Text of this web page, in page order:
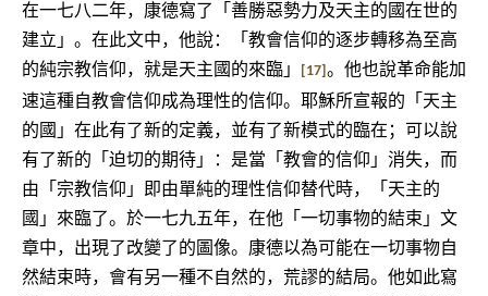
在一七八二年，康德寫了「善勝惡勢力及天主的國在世的
建立」。在此文中，他說：「教會信仰的逐步轉移為至高
的純宗教信仰，就是天主國的來臨」
[17] 。他也說革命能加
速這種自教會信仰成為理性的信仰。耶穌所宣報的「天主
的國」在此有了新的定義，並有了新模式的臨在；可以說
有了新的「迫切的期待」：是當「教會的信仰」消失，而
由「宗教信仰」即由單純的理性信仰替代時，「天主的
國」來臨了。於一七九五年，在他「一切事物的結束」文
章中，出現了改變了的圖像。康德以為可能在一切事物自
然結束時，會有另一種不自然的，荒謬的結局。他如此寫